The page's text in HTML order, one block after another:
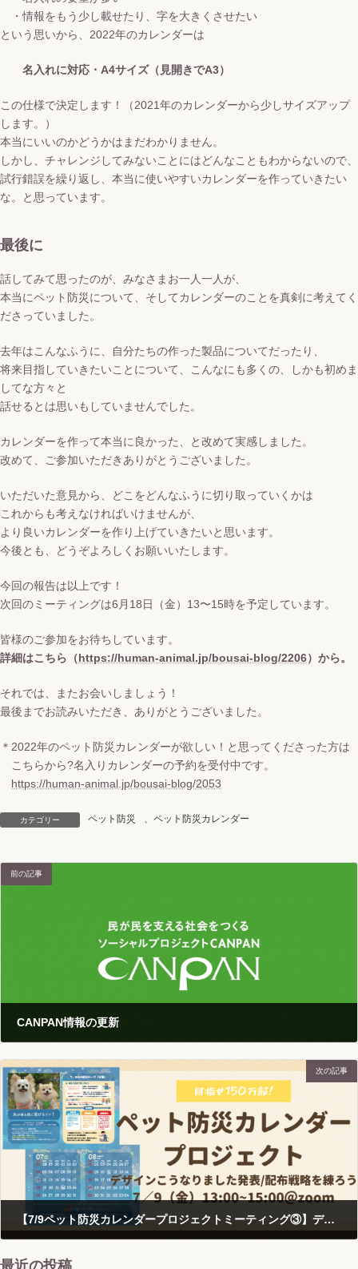
・情報をもう少し載せたり、字を大きくさせたい
という思いから、2022年のカレンダーは
名入れに対応・A4サイズ（見開きでA3）
この仕様で決定します！（2021年のカレンダーから少しサイズアップ
します。）
本当にいいのかどうかはまだわかりません。
しかし、チャレンジしてみないことにはどんなこともわからないので、
試行錯誤を繰り返し、本当に使いやすいカレンダーを作っていきたい
な。と思っています。
最後に
話してみて思ったのが、みなさまお一人一人が、
本当にペット防災について、そしてカレンダーのことを真剣に考えてく
ださっていました。
去年はこんなふうに、自分たちの作った製品についてだったり、
将来目指していきたいことについて、こんなにも多くの、しかも初めま
してな方々と
話せるとは思いもしていませんでした。
カレンダーを作って本当に良かった、と改めて実感しました。
改めて、ご参加いただきありがとうございました。
いただいた意見から、どこをどんなふうに切り取っていくかは
これからも考えなければいけませんが、
より良いカレンダーを作り上げていきたいと思います。
今後とも、どうぞよろしくお願いいたします。
今回の報告は以上です！
次回のミーティングは6月18日（金）13〜15時を予定しています。
皆様のご参加をお待ちしています。
詳細はこちら（https://human-animal.jp/bousai-blog/2206）から。
それでは、またお会いしましょう！
最後までお読みいただき、ありがとうございました。
＊2022年のペット防災カレンダーが欲しい！と思ってくださった方は
こちらから?名入りカレンダーの予約を受付中です。
https://human-animal.jp/bousai-blog/2053
カテゴリー ペット防災 、 ペット防災カレンダー
前の記事
CANPAN情報の更新
次の記事
【7/9ペット防災カレンダープロジェクトミーティング③】デザインこうなりました発表/配布戦略を練ろう